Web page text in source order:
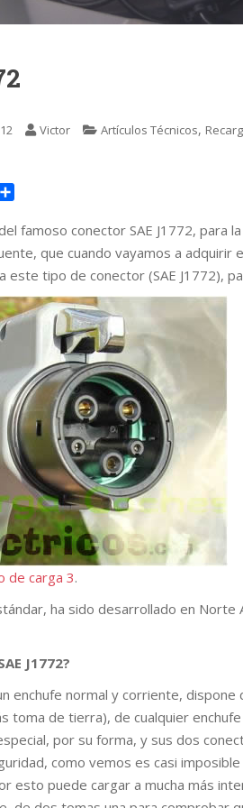
Victor Artículos Técnicos,
m
p
a
r
t
i
famoso conector SAE J1772, para
que cuando vayamos a adquirir
este tipo de conector (SAE J1772),
de carga 3.
ha sido desarrollado en Norte
J1772?
enchufe normal y corriente,
toma de tierra), de cualquier
por su forma, y sus dos
como vemos es casi
esto puede cargar a mucha más